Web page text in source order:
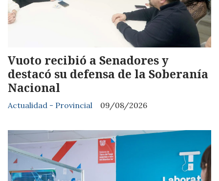
Vuoto recibió a Senadores y
destacó su defensa de la Soberanía
Nacional
Actualidad - Provincial 09/08/2026